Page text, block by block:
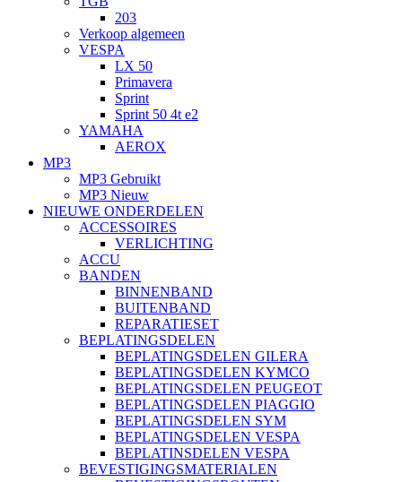
203
Verkoop algemeen
VESPA
LX 50
Primavera
Sprint
Sprint 50 4t e2
YAMAHA
AEROX
MP3
MP3 Gebruikt
MP3 Nieuw
NIEUWE ONDERDELEN
ACCESSOIRES
VERLICHTING
ACCU
BANDEN
BINNENBAND
BUITENBAND
REPARATIESET
BEPLATINGSDELEN
BEPLATINGSDELEN GILERA
BEPLATINGSDELEN KYMCO
BEPLATINGSDELEN PEUGEOT
BEPLATINGSDELEN PIAGGIO
BEPLATINGSDELEN SYM
BEPLATINGSDELEN VESPA
BEPLATINSDELEN VESPA
BEVESTIGINGSMATERIALEN